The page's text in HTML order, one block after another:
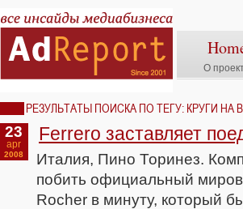
О
РЕЗУЛЬТАТЫ ПОИСКА ПО ТЕГУ: КРУГИ НА
23
apr
2008
Ferrero заставляет
Италия, Пино Торинез.
побить официальный
Rocher в минуту, который